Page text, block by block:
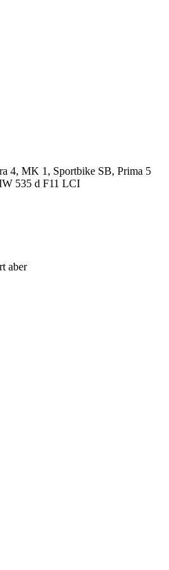
4, MK 1, Sportbike SB, Prima 5
535 d F11 LCI
aber